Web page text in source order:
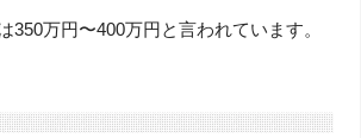
350万円〜400万円と言われています。